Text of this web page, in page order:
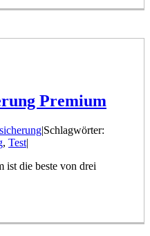
Premium
|Schlagwörter:
, Test|
die beste von drei